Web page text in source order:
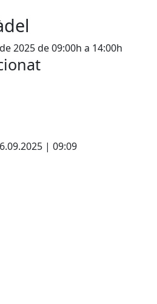
2025 de 09:00h a 14:00h
| 09:09